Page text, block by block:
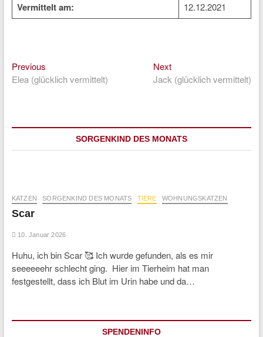
Vermittelt am: 12.12.2021
Beitragsnavigation
PreviousPrevious
post:
Elea (glücklich vermittelt)
NextNext
post:
Jack (glücklich vermittelt)
SORGENKIND DES MONATS
KATZEN SORGENKIND DES MONATS TIERE WOHNUNGSKATZEN
Scar
10. Januar 2026
Huhu, ich bin Scar 🥰 Ich wurde gefunden, als es mir
seeeeeehr schlecht ging. Hier im Tierheim hat man
festgestellt, dass ich Blut im Urin habe und da…
SPENDENINFO